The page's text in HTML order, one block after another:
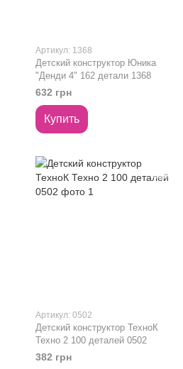
Артикул: 1368
Детский конструктор Юника
"Денди 4" 162 детали 1368
632 грн
Купить
Артикул: 0502
Детский конструктор ТехноК
Техно 2 100 деталей 0502
382 грн